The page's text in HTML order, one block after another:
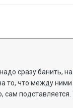
сразу банить,
то, что между